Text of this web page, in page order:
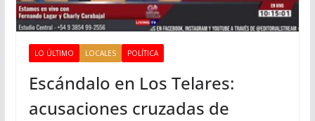
LO ÚLTIMO LOCALES POLÍTICA
Escándalo en Los Telares:
acusaciones cruzadas de